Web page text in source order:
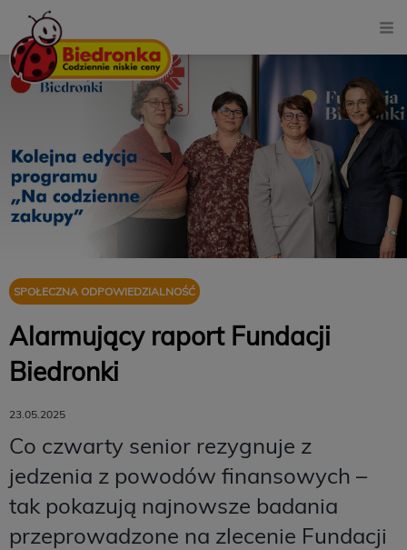
SPOŁECZNA ODPOWIEDZIALNOŚĆ
Alarmujący raport Fundacji
Biedronki
23.05.2025
Co czwarty senior rezygnuje z
jedzenia z powodów finansowych –
tak pokazują najnowsze badania
przeprowadzone na zlecenie Fundacji